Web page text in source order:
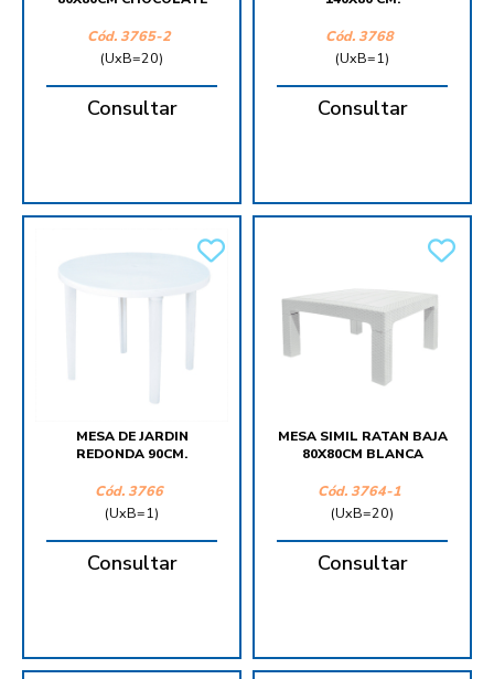
Cód. 3765-2
(UxB=20)
Consultar
Cód. 3768
(UxB=1)
Consultar
MESA DE JARDIN
REDONDA 90CM.
Cód. 3766
(UxB=1)
Consultar
MESA SIMIL RATAN BAJA
80X80CM BLANCA
Cód. 3764-1
(UxB=20)
Consultar